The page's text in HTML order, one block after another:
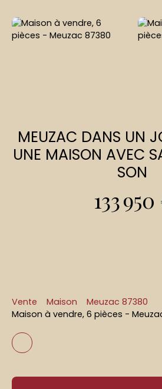
MEUZAC DANS UN
UNE MAISON AVEC
SON
133 950
Vente Maison
Meuzac 87380
Maison à vendre, 6 pièces -